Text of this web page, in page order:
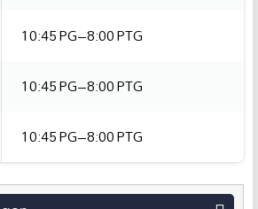
10:45 PG–8:00 PTG
10:45 PG–8:00 PTG
10:45 PG–8:00 PTG